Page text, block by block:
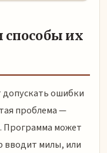
их
ошибки
проблема —
Программа может
вводит милы, или